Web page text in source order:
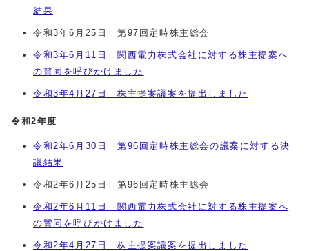
結果
令和3年6月25日 第97回定時株主総会
令和3年6月11日 関西電力株式会社に対する株主提案へ
の賛同を呼びかけました
令和3年4月27日 株主提案議案を提出しました
令和2年度
令和2年6月30日 第96回定時株主総会の議案に対する決
議結果
令和2年6月25日 第96回定時株主総会
令和2年6月11日 関西電力株式会社に対する株主提案へ
の賛同を呼びかけました
令和2年4月27日 株主提案議案を提出しました